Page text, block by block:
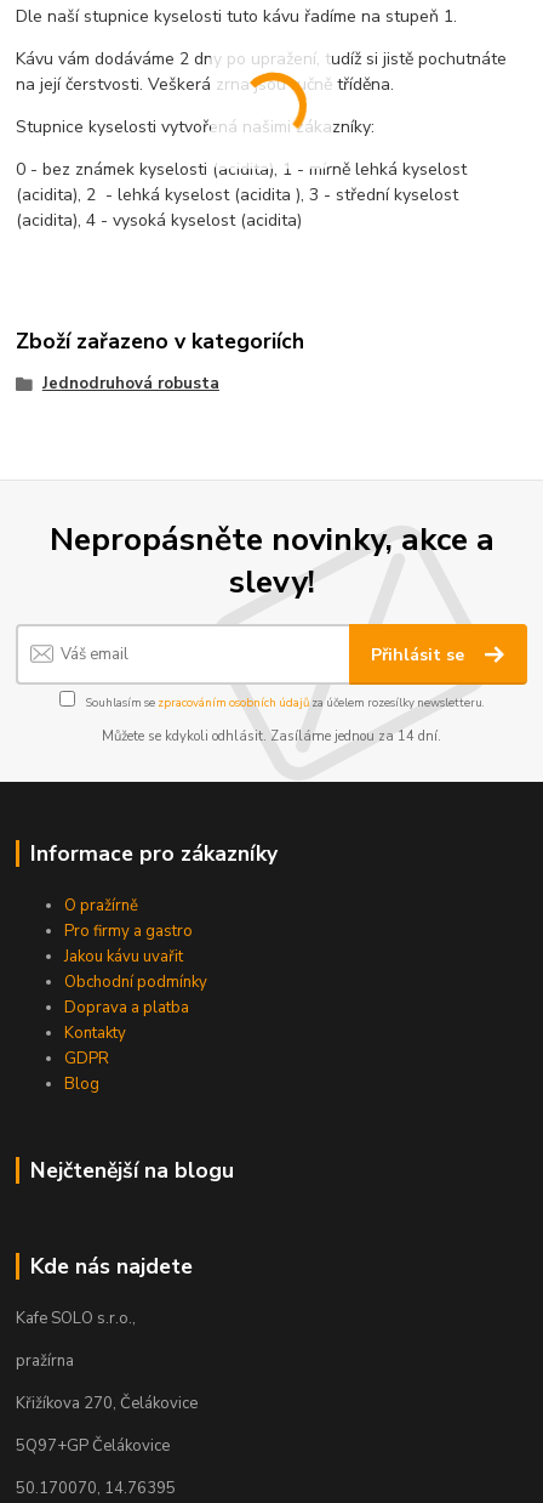
Dle naší stupnice kyselosti tuto kávu řadíme na stupeň 1.
Kávu vám dodáváme 2 dny po upražení, tudíž si jistě pochutnáte
na její čerstvosti. Veškerá zrna jsou ručně tříděna.
Stupnice kyselosti vytvořená našimi zákazníky:
0 - bez známek kyselosti (acidita), 1 - mírně lehká kyselost
(acidita), 2 - lehká kyselost (acidita ), 3 - střední kyselost
(acidita), 4 - vysoká kyselost (acidita)
Zboží zařazeno v kategoriích
Jednodruhová robusta
Nepropásněte novinky, akce a
slevy!
Přihlásit se
Souhlasím se zpracováním osobních údajůza účelem rozesílky newsletteru.
Můžete se kdykoli odhlásit. Zasíláme jednou za 14 dní.
Informace pro zákazníky
O pražírně
Pro firmy a gastro
Jakou kávu uvařit
Obchodní podmínky
Doprava a platba
Kontakty
GDPR
Blog
Nejčtenější na blogu
Kde nás najdete
Kafe SOLO s.r.o.,
pražírna
Křižíkova 270, Čelákovice
5Q97+GP Čelákovice
50.170070, 14.76395